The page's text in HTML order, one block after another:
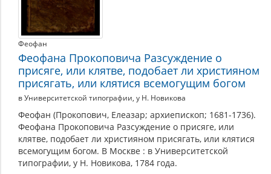
Феофан
Феофана Прокоповича Разсуждение о
присяге, или клятве, подобает ли християном
присягать, или клятися всемогущим богом
в Университетской типографии, у Н. Новикова
Феофан (Прокопович, Елеазар; архиепископ; 1681-1736).
Феофана Прокоповича Разсуждение о присяге, или
клятве, подобает ли християном присягать, или клятися
всемогущим богом. В Москве : в Университетской
типографии, у Н. Новикова, 1784 года.